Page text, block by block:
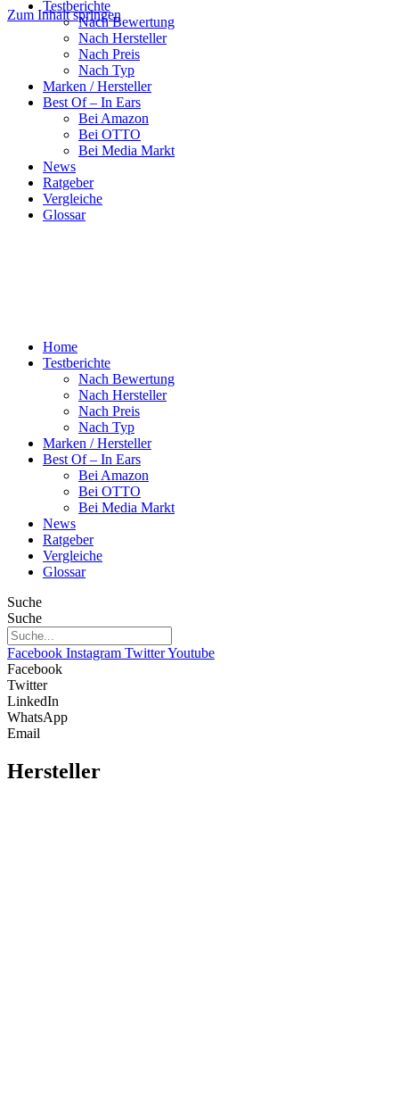
Zum Inhalt springen
Testberichte
Nach Bewertung
Nach Hersteller
Nach Preis
Nach Typ
Marken / Hersteller
Best Of – In Ears
Bei Amazon
Bei OTTO
Bei Media Markt
News
Ratgeber
Vergleiche
Glossar
Home
Testberichte
Nach Bewertung
Nach Hersteller
Nach Preis
Nach Typ
Marken / Hersteller
Best Of – In Ears
Bei Amazon
Bei OTTO
Bei Media Markt
News
Ratgeber
Vergleiche
Glossar
Suche
Suche
Facebook Instagram TwitterYoutube
Facebook
Twitter
LinkedIn
WhatsApp
Email
Hersteller